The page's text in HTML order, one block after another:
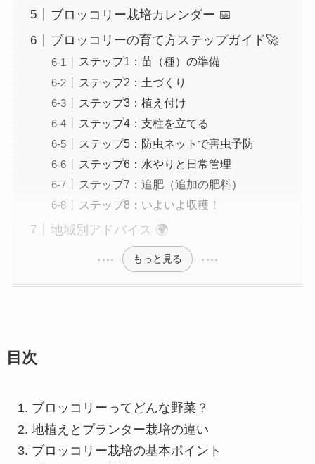
ブロッコリー栽培カレンダー 📅
ブロッコリーの育て方ステップガイド🚀
ステップ1：苗（種）の準備
ステップ2：土づくり
ステップ3：植え付け
ステップ4：支柱を立てる
ステップ5：防虫ネットで害虫予防
ステップ6：水やりと日常管理
ステップ7：追肥（追加の肥料）
ステップ8：いよいよ収穫！
地域別アドバイス 🌍
もっと見る
目次
ブロッコリーってどんな野菜？
地植えとプランター栽培の違い
ブロッコリー栽培の基本ポイント